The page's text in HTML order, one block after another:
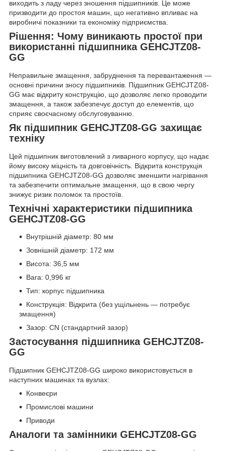
виходить з ладу через зношення підшипників. Це може
призводити до простоя машин, що негативно впливає на
виробничі показники та економіку підприємства.
Рішення: Чому виникають простої при
використанні підшипника GEHCJTZ08-
GG
Неправильне змащення, забруднення та перевантаження —
основні причини зносу підшипників. Підшипник GEHCJTZ08-
GG має відкриту конструкцію, що дозволяє легко проводити
змащення, а також забезпечує доступ до елементів, що
сприяє своєчасному обслуговуванню.
Як підшипник GEHCJTZ08-GG захищає
техніку
Цей підшипник виготовлений з ливарного корпусу, що надає
йому високу міцність та довговічність. Відкрита конструкція
підшипника GEHCJTZ08-GG дозволяє зменшити нагрівання
та забезпечити оптимальне змащення, що в свою чергу
знижує ризик поломок та простоїв.
Технічні характеристики підшипника
GEHCJTZ08-GG
Внутрішній діаметр: 80 мм
Зовнішній діаметр: 172 мм
Висота: 36,5 мм
Вага: 0,996 кг
Тип: корпус підшипника
Конструкція: Відкрита (без ущільнень — потребує
змащення)
Зазор: CN (стандартний зазор)
Застосування підшипника GEHCJTZ08-
GG
Підшипник GEHCJTZ08-GG широко використовується в
наступних машинах та вузлах:
Конвеєри
Промислові машини
Приводи
Аналоги та замінники GEHCJTZ08-GG